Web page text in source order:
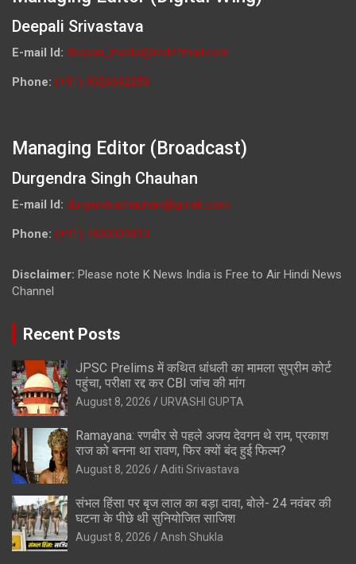
Deepali Srivastava
E-mail Id: deepali_media@rediffmail.com
Phone: (+91) 9026692259
Managing Editor (Broadcast)
Durgendra Singh Chauhan
E-mail Id: durgendrachauhan@gmail.com
Phone: (+91) 7800009813
Disclaimer: Please note K News India is Free to Air Hindi News
Channel
Recent Posts
JPSC Prelims में कथित धांधली का मामला सुप्रीम कोर्ट
पहुंचा, परीक्षा रद्द कर CBI जांच की मांग
August 8, 2026 URVASHI GUPTA
Ramayana: रणबीर से पहले अजय देवगन थे राम, प्रकाश
राज को बनना था रावण, फिर क्यों बंद हुई फिल्म?
August 8, 2026 Aditi Srivastava
संभल हिंसा पर बृज लाल का बड़ा दावा, बोले- 24 नवंबर की
घटना के पीछे थी सुनियोजित साजिश
August 8, 2026 Ansh Shukla